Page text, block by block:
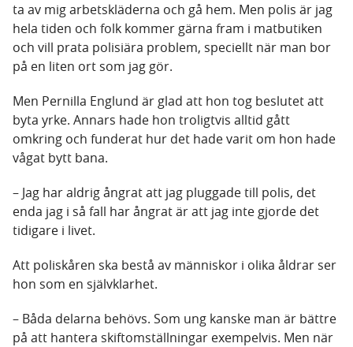
ta av mig arbetskläderna och gå hem. Men polis är jag
hela tiden och folk kommer gärna fram i matbutiken
och vill prata polisiära problem, speciellt när man bor
på en liten ort som jag gör.
Men Pernilla Englund är glad att hon tog beslutet att
byta yrke. Annars hade hon troligtvis alltid gått
omkring och funderat hur det hade varit om hon hade
vågat bytt bana.
– Jag har aldrig ångrat att jag pluggade till polis, det
enda jag i så fall har ångrat är att jag inte gjorde det
tidigare i livet.
Att poliskåren ska bestå av människor i olika åldrar ser
hon som en självklarhet.
– Båda delarna behövs. Som ung kanske man är bättre
på att hantera skiftomställningar exempelvis. Men när